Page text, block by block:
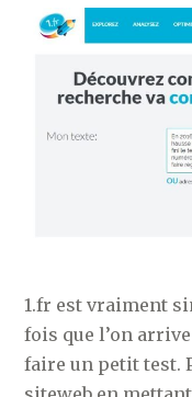
1.fr est vraiment
fois que l’on
faire un petit test.